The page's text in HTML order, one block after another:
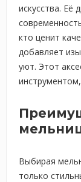
искусства. Её
кто ценит
добавляет
уют. Этот
Выбирая
только